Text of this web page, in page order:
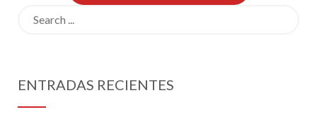
ENTRADAS RECIENTES